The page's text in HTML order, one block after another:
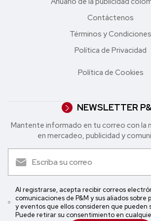
Contáctenos
Términos y Condiciones
Política de Privacidad
Política de Cookies
NEWSLETTER
Mantente informado en tu correo con la
en mercadeo, publicidad y
Al registrarse, acepta recibir correos
comunicaciones de P&M y sus aliados sobre
y eventos que ellos consideren que pueden
Puede retirar su consentimiento en